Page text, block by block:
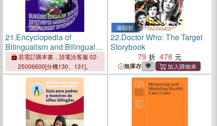
21.Encyclopedia of
Bilingualism and Bilingual
Education
若需訂購本書，請電洽客服 02-
25006600[分機130、131]。
滿額折
22.Doctor Who: The Target
Storybook
79
478
無庫存